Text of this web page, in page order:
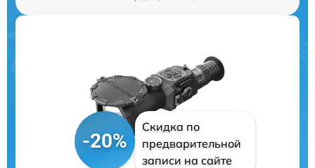
-20%
Скидка по
предварительной
записи на сайте